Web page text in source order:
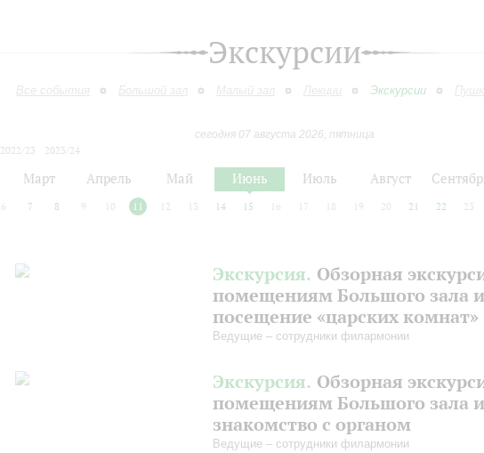
Экскурсии
Все события Большой зал Малый зал Лекции Экскурсии
сегодня 07 августа 2026, пятница
2022/23
2023/24
Март Апрель Май Июнь Июль Август
6 7 8 9 10 11 12 13 14 15 16 17 18 19 20 21 22 23
Экскурсия. Обзорная
помещениям Большого зала и
посещение «царских комнат»
Ведущие – сотрудники филармонии
Экскурсия. Обзорная
помещениям Большого зала и
знакомство с органом
Ведущие – сотрудники филармонии